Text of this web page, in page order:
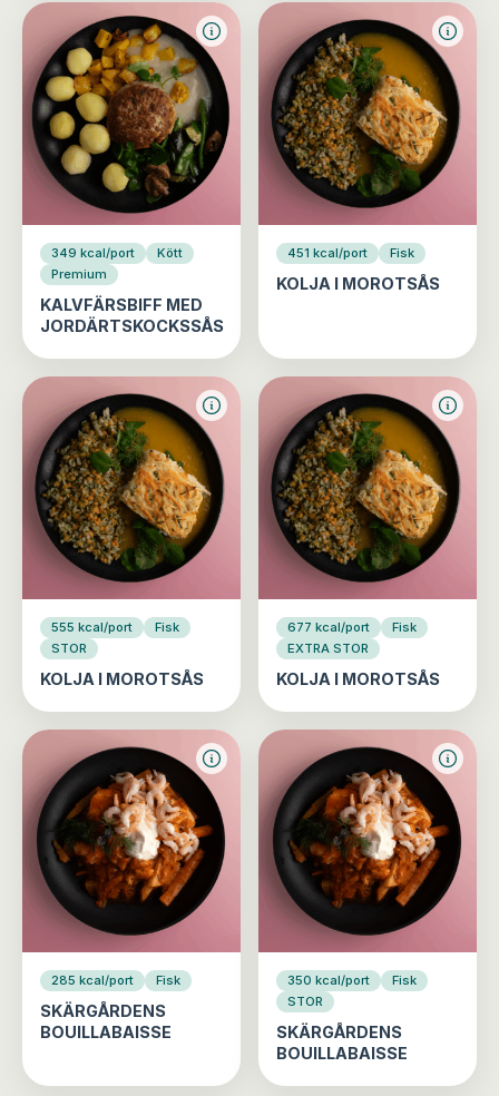
349 kcal/port
Kött
Premium
KALVFÄRSBIFF MED
JORDÄRTSKOCKSSÅS
451 kcal/port Fisk
KOLJA I MOROTSÅS
555 kcal/port
Fisk
STOR
KOLJA I MOROTSÅS
677 kcal/port
Fisk
EXTRA STOR
KOLJA I MOROTSÅS
285 kcal/port Fisk
SKÄRGÅRDENS
BOUILLABAISSE
350 kcal/port
Fisk
STOR
SKÄRGÅRDENS
BOUILLABAISSE